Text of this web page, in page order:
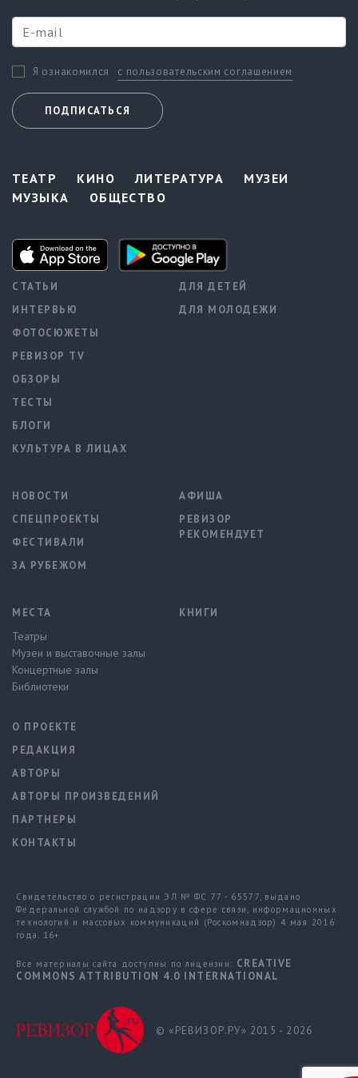
Я ознакомился с пользовательским соглашением
ПОДПИСАТЬСЯ
ТЕАТР КИНО ЛИТЕРАТУРА
МУЗЕИ
МУЗЫКА
ОБЩЕСТВО
СТАТЬИ
ИНТЕРВЬЮ
ФОТОСЮЖЕТЫ
РЕВИЗОР TV
ОБЗОРЫ
ТЕСТЫ
БЛОГИ
КУЛЬТУРА В ЛИЦАХ
ДЛЯ ДЕТЕЙ
ДЛЯ МОЛОДЕЖИ
НОВОСТИ
СПЕЦПРОЕКТЫ
ФЕСТИВАЛИ
ЗА РУБЕЖОМ
АФИША
РЕВИЗОР
РЕКОМЕНДУЕТ
МЕСТА
Театры
Музеи и выставочные залы
Концертные залы
Библиотеки
КНИГИ
О ПРОЕКТЕ
РЕДАКЦИЯ
АВТОРЫ
АВТОРЫ ПРОИЗВЕДЕНИЙ
ПАРТНЕРЫ
КОНТАКТЫ
Свидетельство о регистрации ЭЛ № ФС 77 - 65577, выдано
Федеральной службой по надзору в сфере связи, информационных
технологий и массовых коммуникаций (Роскомнадзор) 4 мая 2016
года. 16+
Все материалы сайта доступны по лицензии: CREATIVE
COMMONS ATTRIBUTION 4.0 INTERNATIONAL
© «РЕВИЗОР.РУ» 2015 - 2026